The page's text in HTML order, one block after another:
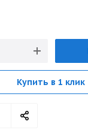
Купить в 1 клик